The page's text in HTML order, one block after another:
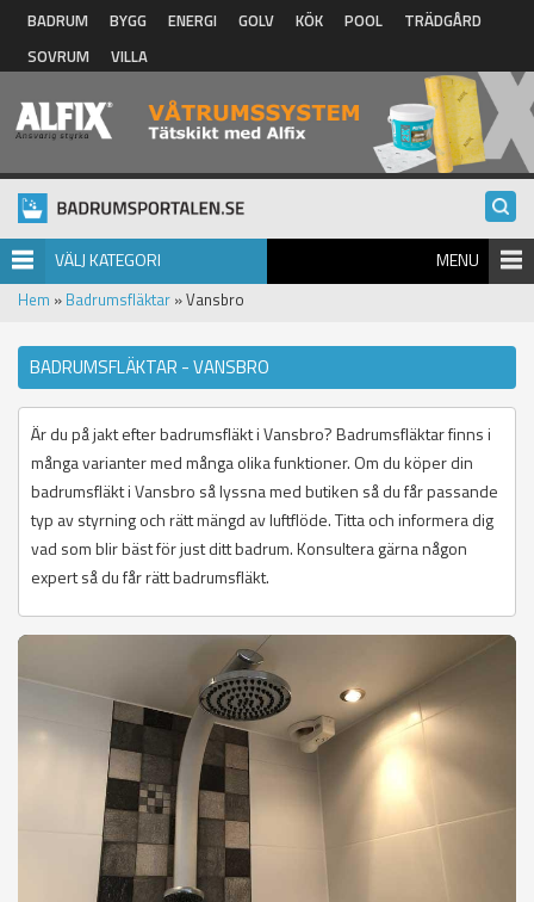
Hoppa till huvudinnehåll
BADRUM BYGG ENERGI GOLV KÖK POOL
TRÄDGÅRD
SOVRUM
VILLA
VÄLJ KATEGORI MENU
Hem » Badrumsfläktar » Vansbro
BADRUMSFLÄKTAR - VANSBRO
Är du på jakt efter badrumsfläkt i Vansbro? Badrumsfläktar finns i
många varianter med många olika funktioner. Om du köper din
badrumsfläkt i Vansbro så lyssna med butiken så du får passande
typ av styrning och rätt mängd av luftflöde. Titta och informera dig
vad som blir bäst för just ditt badrum. Konsultera gärna någon
expert så du får rätt badrumsfläkt.